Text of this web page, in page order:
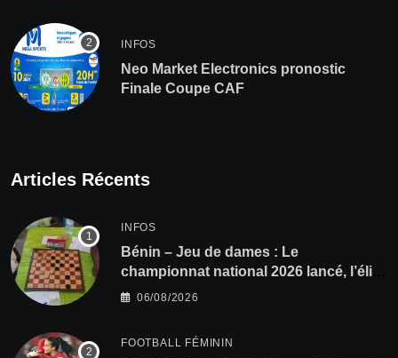
INFOS
Neo Market Electronics pronostic
Finale Coupe CAF
Articles Récents
INFOS
Bénin – Jeu de dames : Le
championnat national 2026 lancé, l’élite
du damier à la conquête du sacre
06/08/2026
FOOTBALL FÉMININ